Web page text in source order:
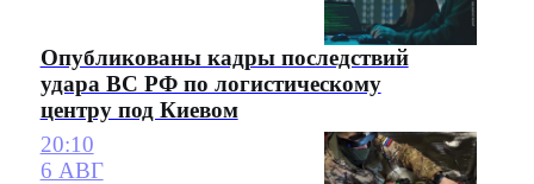
Опубликованы кадры последствий
удара ВС РФ по логистическому
центру под Киевом
20:10
6 АВГ